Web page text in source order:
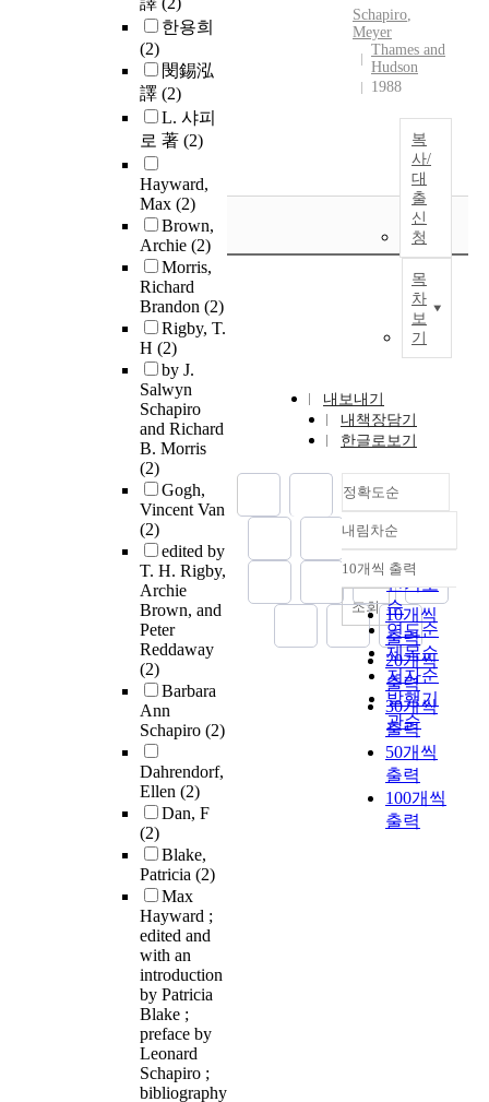
한용희
(2)
閔錫泓
譯 (2)
L. 샤피
로 著 (2)
Hayward,
Max (2)
Brown,
Archie (2)
Morris,
Richard
Brandon (2)
Rigby, T.
H (2)
by J.
Salwyn
Schapiro
and Richard
B. Morris
(2)
Gogh,
Vincent Van
(2)
edited by
T. H. Rigby,
Archie
Brown, and
Peter
Reddaway
(2)
Barbara
Ann
Schapiro (2)
Dahrendorf,
Ellen (2)
Dan, F
(2)
Blake,
Patricia (2)
Max
Hayward ;
edited and
with an
introduction
by Patricia
Blake ;
preface by
Leonard
Schapiro ;
bibliography
Schapiro,
Meyer
Thames and
Hudson
1988
복
사/
대
출
신
청
목
차
보
기
내보내기
내책장담기
한글로보기
정확도순
정확도
순
인기도
순
연도순
제목순
저자순
발행기
관순
내림차순
내림차순
10개씩 출력
10개씩
출력
20개씩
출력
30개씩
출력
50개씩
출력
100개씩
출력
조회